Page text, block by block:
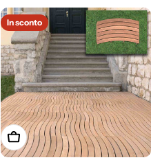
In sconto
Scegli le opzioni